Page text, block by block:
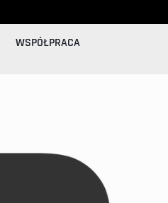
WSPÓŁPRACA